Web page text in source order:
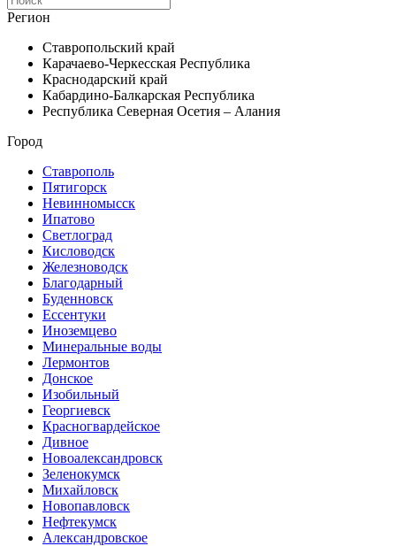
Регион
Ставропольский край
Карачаево-Черкесская Республика
Краснодарский край
Кабардино-Балкарская Республика
Республика Северная Осетия – Алания
Город
Ставрополь
Пятигорск
Невинномысск
Ипатово
Светлоград
Кисловодск
Железноводск
Благодарный
Буденновск
Ессентуки
Иноземцево
Минеральные воды
Лермонтов
Донское
Изобильный
Георгиевск
Красногвардейское
Дивное
Новоалександровск
Зеленокумск
Михайловск
Новопавловск
Нефтекумск
Александровское